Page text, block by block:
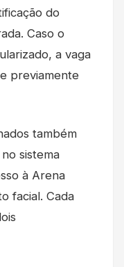
do
Caso o
a vaga
previamente
também
sistema
à Arena
facial. Cada